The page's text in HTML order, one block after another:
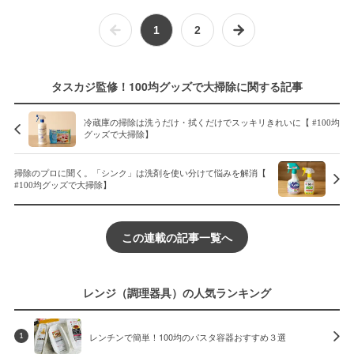
1 2
タスカジ監修！100均グッズで大掃除に関する記事
冷蔵庫の掃除は洗うだけ・拭くだけでスッキリきれいに【 #100均
グッズで大掃除】
掃除のプロに聞く。「シンク」は洗剤を使い分けて悩みを解消【
#100均グッズで大掃除】
この連載の記事一覧へ
レンジ（調理器具）の人気ランキング
1 レンチンで簡単！100均のパスタ容器おすすめ３選